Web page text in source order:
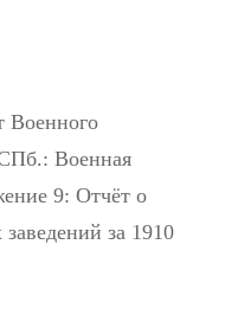
Военного
Военная
9: Отчёт о
за 1910